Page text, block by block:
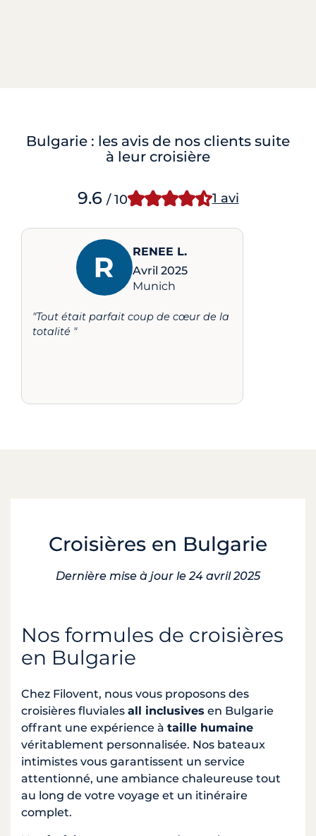
Bulgarie : les avis de nos clients suite
à leur croisière
9.6 / 10 1 avi
RENEE L.
Avril 2025
Munich
"Tout était parfait coup de cœur de la
totalité "
Croisières en Bulgarie
Dernière mise à jour le 24 avril 2025
Nos formules de croisières
en Bulgarie
Chez Filovent, nous vous proposons des
croisières fluviales all inclusives en Bulgarie
offrant une expérience à taille humaine
véritablement personnalisée. Nos bateaux
intimistes vous garantissent un service
attentionné, une ambiance chaleureuse tout
au long de votre voyage et un itinéraire
complet.